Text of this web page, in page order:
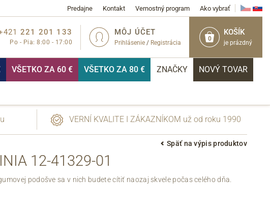
Predajne Kontakt Vernostný program Ako vybrať
0
KOŠÍK
je prázdný
MÔJ ÚČET
Prihlásenie / Registrácia
221 201 133
Po - Pia: 8:00 - 17:00
VŠETKO ZA 60 € VŠETKO ZA 80 € ZNAČKY NOVÝ TOVAR
PRIHLÁSIŤ
VERNÍ KVALITE I ZÁKAZNÍKOM už od roku 1990
Späť na výpis produktov
12-41329-01
podošve sa v nich budete cítiť naozaj skvele počas celého dňa.